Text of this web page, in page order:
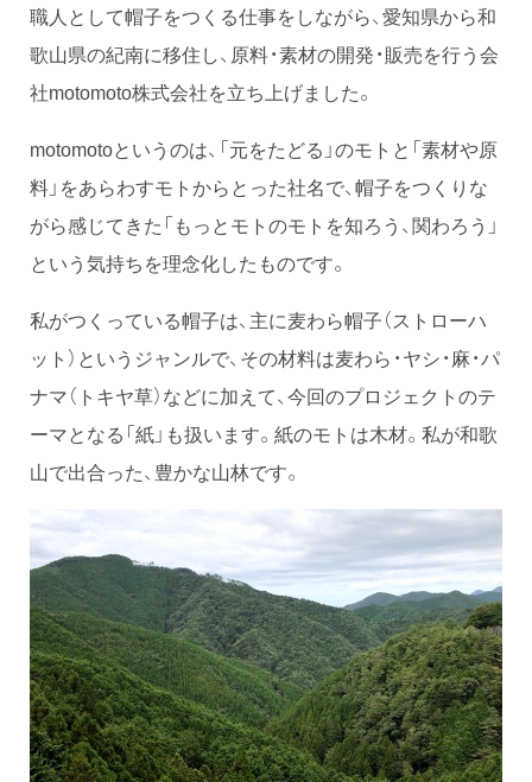
職人として帽子をつくる仕事をしながら、愛知県から和
歌山県の紀南に移住し、原料・素材の開発・販売を行う会
社motomoto株式会社を立ち上げました。
motomotoというのは、「元をたどる」のモトと「素材や原
料」をあらわすモトからとった社名で、帽子をつくりな
がら感じてきた「もっとモトのモトを知ろう、関わろう」
という気持ちを理念化したものです。
私がつくっている帽子は、主に麦わら帽子（ストローハ
ット）というジャンルで、その材料は麦わら・ヤシ・麻・パ
ナマ（トキヤ草）などに加えて、今回のプロジェクトのテ
ーマとなる「紙」も扱います。紙のモトは木材。私が和歌
山で出合った、豊かな山林です。